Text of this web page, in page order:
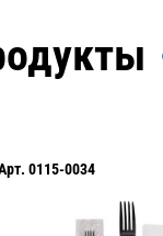
0115-0034